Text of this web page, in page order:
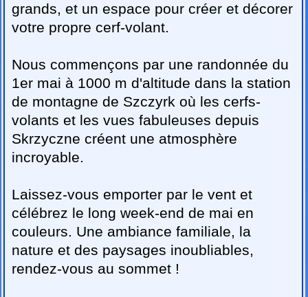
grands, et un espace pour créer et décorer
votre propre cerf-volant.
Nous commençons par une randonnée du
1er mai à 1000 m d'altitude dans la station
de montagne de Szczyrk où les cerfs-
volants et les vues fabuleuses depuis
Skrzyczne créent une atmosphère
incroyable.
Laissez-vous emporter par le vent et
célébrez le long week-end de mai en
couleurs. Une ambiance familiale, la
nature et des paysages inoubliables,
rendez-vous au sommet !